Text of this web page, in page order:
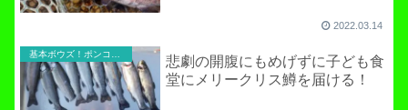
2022.03.14
悲劇の開腹にもめげずに子ども食
堂にメリークリス鱒を届ける！